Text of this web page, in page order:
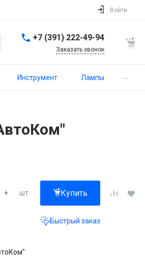
Войти
+7 (391) 222-49-94
Заказать звонок
Инструмент Лампы ...
+ шт. Купить
Быстрый заказ